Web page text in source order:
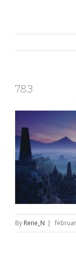
783
By Rene_N |